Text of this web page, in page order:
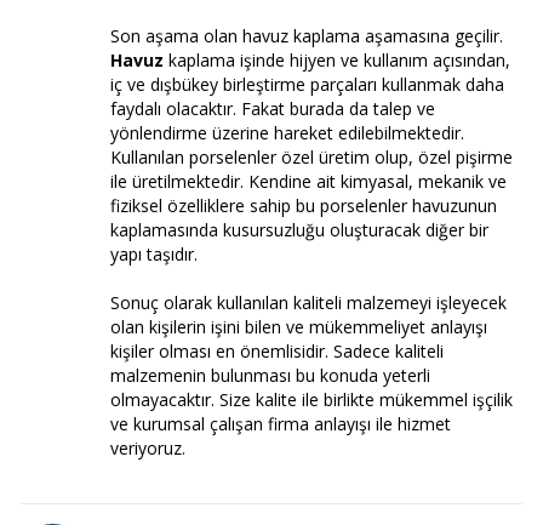
Son aşama olan havuz kaplama aşamasına geçilir.
Havuz kaplama işinde hijyen ve kullanım açısından,
iç ve dışbükey birleştirme parçaları kullanmak daha
faydalı olacaktır. Fakat burada da talep ve
yönlendirme üzerine hareket edilebilmektedir.
Kullanılan porselenler özel üretim olup, özel pişirme
ile üretilmektedir. Kendine ait kimyasal, mekanik ve
fiziksel özelliklere sahip bu porselenler havuzunun
kaplamasında kusursuzluğu oluşturacak diğer bir
yapı taşıdır.
Sonuç olarak kullanılan kaliteli malzemeyi işleyecek
olan kişilerin işini bilen ve mükemmeliyet anlayışı
kişiler olması en önemlisidir. Sadece kaliteli
malzemenin bulunması bu konuda yeterli
olmayacaktır. Size kalite ile birlikte mükemmel işçilik
ve kurumsal çalışan firma anlayışı ile hizmet
veriyoruz.